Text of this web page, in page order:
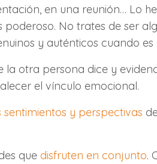
en una reunión… Lo
poderoso. No trates de ser
y auténticos cuando
la otra persona dice y
el vínculo emocional.
y perspectivas
que disfruten en conjunto.